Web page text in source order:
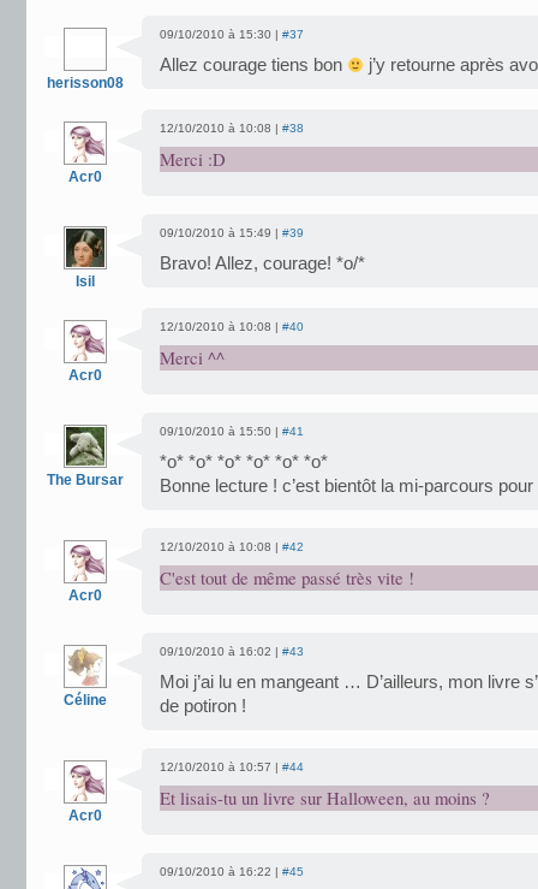
herisson08
09/10/2010 à 15:30 | #37
Allez courage tiens bon j’y retourne après
Acr0
12/10/2010 à 10:08 | #38
Merci :D
Isil
09/10/2010 à 15:49 | #39
Bravo! Allez, courage! *o/*
Acr0
12/10/2010 à 10:08 | #40
Merci ^^
The Bursar
09/10/2010 à 15:50 | #41
*o* *o* *o* *o* *o* *o*
Bonne lecture ! c’est bientôt la mi-parcours
Acr0
12/10/2010 à 10:08 | #42
C'est tout de même passé très vite !
Céline
09/10/2010 à 16:02 | #43
Moi j’ai lu en mangeant … D’ailleurs, mon livre
de potiron !
Acr0
12/10/2010 à 10:57 | #44
Et lisais-tu un livre sur Halloween, au moins ?
09/10/2010 à 16:22 | #45